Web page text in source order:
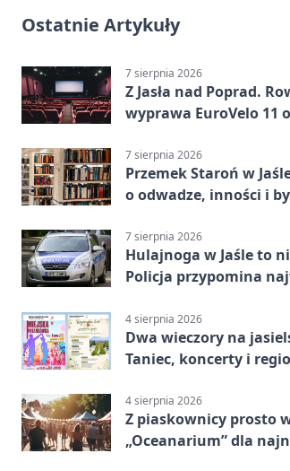
Ostatnie Artykuły
7 sierpnia 2026
Z Jasła nad Poprad.
wyprawa EuroVelo 11
7 sierpnia 2026
Przemek Staroń w
o odwadze, inności i
7 sierpnia 2026
Hulajnoga w Jaśle to
Policja przypomina
4 sierpnia 2026
Dwa wieczory na
Taniec, koncerty i
4 sierpnia 2026
Z piaskownicy prosto
„Oceanarium” dla